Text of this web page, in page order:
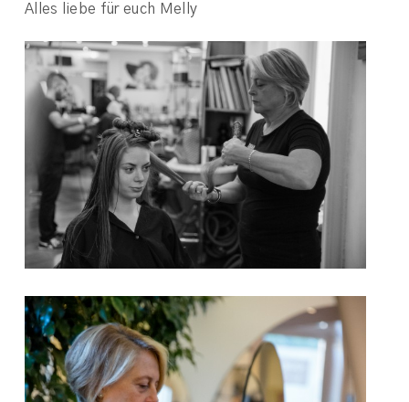
Alles liebe für euch Melly